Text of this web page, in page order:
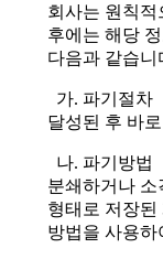
회사는 원칙적
후에는 해당
다음과 같습니
가. 파기절차
달성된 후 바
나. 파기방법
분쇄하거나 소
형태로 저장된
방법을 사용하